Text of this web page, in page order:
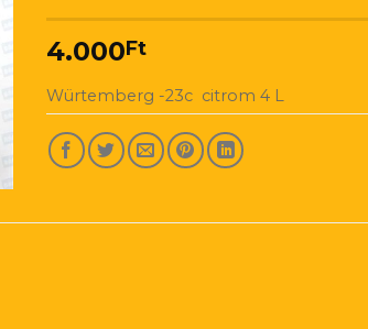
4.000Ft
Würtemberg -23c citrom 4 L